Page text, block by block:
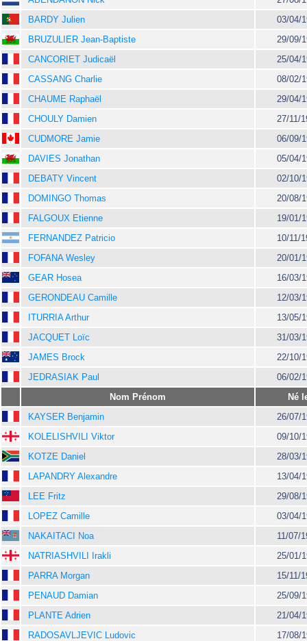
BARDY Julien
03/04/
BRUZULIER Jean-Baptiste
29/09/
CANCORIET Judicaël
25/04/
CASSANG Charlie
08/02/
CHAUME Raphaël
29/04/
CHOULY Damien
27/11/
CUDMORE Jamie
06/09/
DAVIES Jonathan
05/04/
DEBATY Vincent
02/10/
DOMINGO Thomas
20/08/
FALGOUX Etienne
19/01/
FERNANDEZ Patricio
10/11/
FOFANA Wesley
20/01/
GEAR Hosea
16/03/
GERONDEAU Camille
12/03/
ITURRIA Arthur
13/05/
JACQUET Loïc
31/03/
JAMES Brock
22/10/
JEDRASIAK Paul
06/02/
Nom Prénom
Né
KAYSER Benjamin
26/07/
KOLELISHVILI Viktor
09/10/
KOTZE Daniel
28/03/
LAPANDRY Alexandre
13/04/
LEE Fritz
29/08/
LOPEZ Camille
03/04/
NAKAITACI Noa
11/07/
NATRIASHVILI Irakli
25/01/
PARRA Morgan
15/11/
PENAUD Damian
25/09/
PLANTE Adrien
21/04/
RADOSAVLJEVIC Ludovic
17/08/